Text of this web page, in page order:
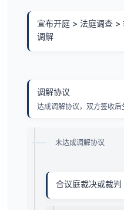
宣布开庭 > 法庭调查
调解
调解协议
达成调解协议，双方签收后
未达成调解协议
合议庭裁决或裁判